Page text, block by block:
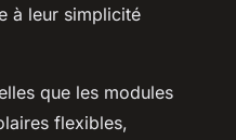
à leur simplicité
que les modules
flexibles,